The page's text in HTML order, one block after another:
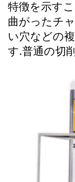
特徴を示す
曲がったチ
い穴などの
す.普通の切